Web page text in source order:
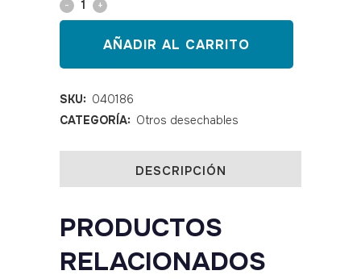
Bolsas
azules
52
x
60
G60
AÑADIR AL CARRITO
SKU: 040186
CATEGORÍA: Otros desechables
DESCRIPCIÓN
PRODUCTOS
RELACIONADOS